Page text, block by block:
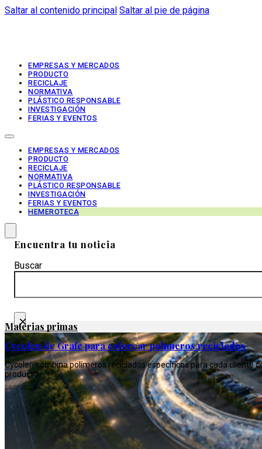
Saltar al contenido principal Saltar al pie de página
EMPRESAS Y MERCADOS
PRODUCTO
RECICLAJE
NORMATIVA
PLÁSTICO RESPONSABLE
INVESTIGACIÓN
FERIAS Y EVENTOS
EMPRESAS Y MERCADOS
PRODUCTO
RECICLAJE
NORMATIVA
PLÁSTICO RESPONSABLE
INVESTIGACIÓN
FERIAS Y EVENTOS
HEMEROTECA
Encuentra tu noticia
Buscar
×
Materias primas
Cycolen de Grafe para colorear polímeros reciclados
Cycolen combina polímeros reciclados específicos para cada cliente
producto…
30/07/2026